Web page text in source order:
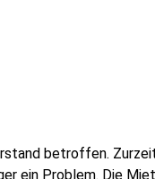
betroffen.
ein Problem. Die